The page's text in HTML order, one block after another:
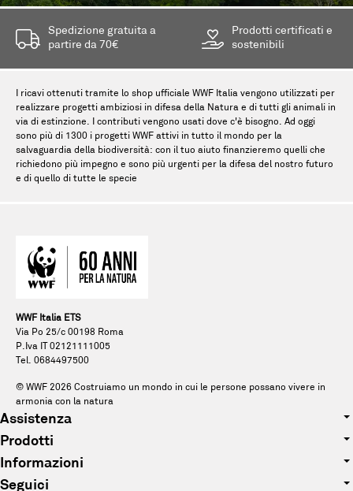
Spedizione gratuita a
partire da 70€
Prodotti certificati e
sostenibili
I ricavi ottenuti tramite lo shop ufficiale WWF Italia vengono utilizzati per
realizzare progetti ambiziosi in difesa della Natura e di tutti gli animali in
via di estinzione. I contributi vengono usati dove c'è bisogno. Ad oggi
sono più di 1300 i progetti WWF attivi in tutto il mondo per la
salvaguardia della biodiversità: con il tuo aiuto finanzieremo quelli che
richiedono più impegno e sono più urgenti per la difesa del nostro futuro
e di quello di tutte le specie
WWF Italia ETS
Via Po 25/c 00198 Roma
P.Iva IT 02121111005
Tel. 0684497500
© WWF 2026 Costruiamo un mondo in cui le persone possano vivere in
armonia con la natura
Assistenza
Tel. 0684497500
E-mail: pandagift@wwf.it
Prodotti
Abbigliamento
Informazioni
Chi siamo
Seguici